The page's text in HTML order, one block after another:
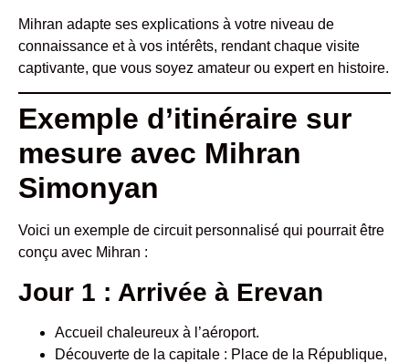
Mihran adapte ses explications à votre niveau de
connaissance et à vos intérêts, rendant chaque visite
captivante, que vous soyez amateur ou expert en histoire.
Exemple d’itinéraire sur
mesure avec Mihran
Simonyan
Voici un exemple de circuit personnalisé qui pourrait être
conçu avec Mihran :
Jour 1 : Arrivée à Erevan
Accueil chaleureux à l’aéroport.
Découverte de la capitale : Place de la République,